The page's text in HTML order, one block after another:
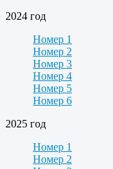
2024 год
Номер 1
Номер 2
Номер 3
Номер 4
Номер 5
Номер 6
2025 год
Номер 1
Номер 2